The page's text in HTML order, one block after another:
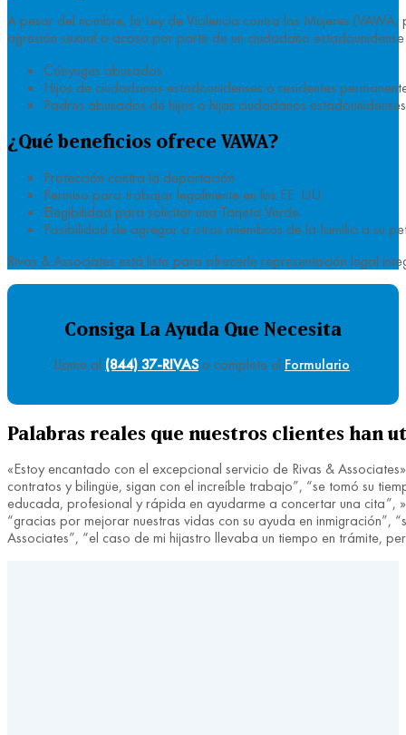
A pesar del nombre, la Ley de Violencia contra las Mujeres
agresión sexual o acoso por parte de un ciudadano
Cónyuges abusados
Hijos de ciudadanos estadounidenses o residentes
Padres abusados de hijos o hijas ciudadanos estadounidenses
¿Qué beneficios ofrece VAWA?
Protección contra la deportación
Permiso para trabajar legalmente en los EE. UU.
Elegibilidad para solicitar una Tarjeta Verde
Posibilidad de agregar a otros miembros de la familia a su
Rivas & Associates está listo para ofrecerle representación legal
Consiga La Ayuda Que Necesita
Llame al (844) 37-RIVASo complete el Formulario.
Palabras reales que nuestros clientes han
«Estoy encantado con el excepcional servicio de Rivas &
contratos y bilingüe, sigan con el increíble trabajo”, “se tomó su
educada, profesional y rápida en ayudarme a concertar una cita”,
“gracias por mejorar nuestras vidas con su ayuda en inmigración”,
Associates”, “el caso de mi hijastro llevaba un tiempo en trámite,